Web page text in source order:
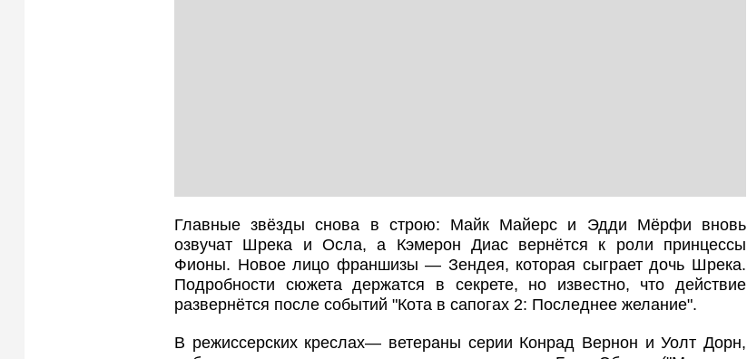
Главные звёзды снова в строю: Майк Майерс и Эдди Мёрфи вновь
озвучат Шрека и Осла, а Кэмерон Диас вернётся к роли принцессы
Фионы. Новое лицо франшизы — Зендея, которая сыграет дочь Шрека.
Подробности сюжета держатся в секрете, но известно, что действие
развернётся после событий "Кота в сапогах 2: Последнее желание".
В режиссерских креслах— ветераны серии Конрад Вернон и Уолт Дорн,